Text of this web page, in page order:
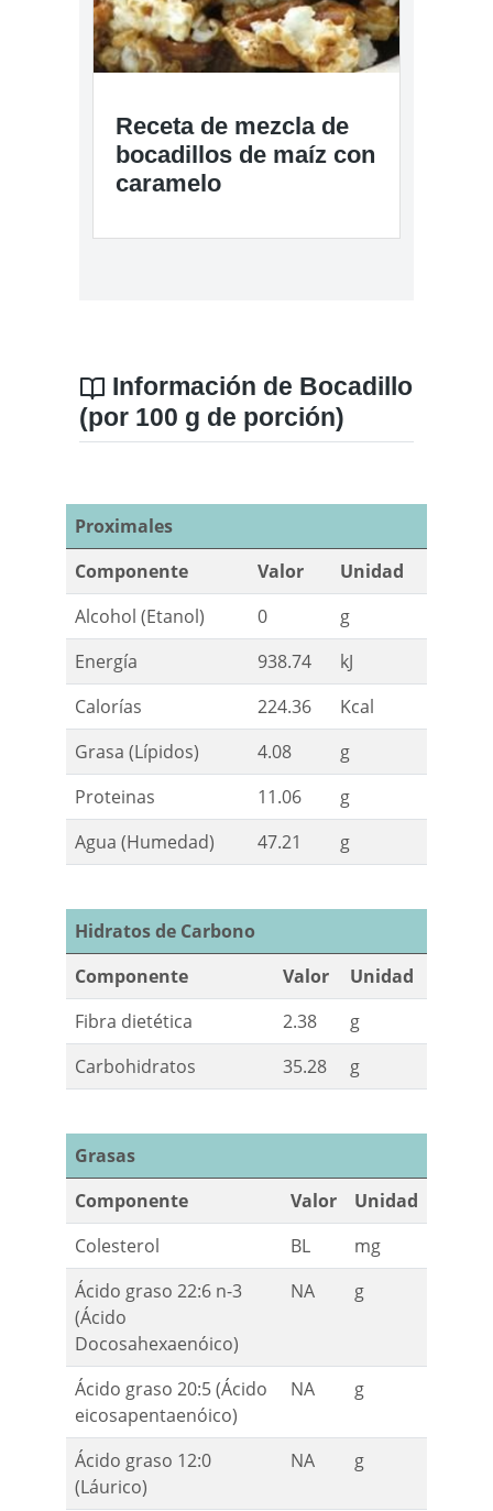
Receta de mezcla de
bocadillos de maíz con
caramelo
Información de Bocadillo
(por 100 g de porción)
Proximales
Componente
Valor
Unidad
Alcohol (Etanol)
0
g
Energía
938.74
kJ
Calorías
224.36
Kcal
Grasa (Lípidos)
4.08
g
Proteinas
11.06
g
Agua (Humedad)
47.21 g
Hidratos de Carbono
Componente
Valor
Unidad
Fibra dietética
2.38
g
Carbohidratos
35.28 g
Grasas
Componente
Valor
Unidad
Colesterol
BL
mg
Ácido graso 22:6 n-3
(Ácido
Docosahexaenóico)
NA g
Ácido graso 20:5 (Ácido
eicosapentaenóico)
NA g
Ácido graso 12:0
(Láurico)
NA g